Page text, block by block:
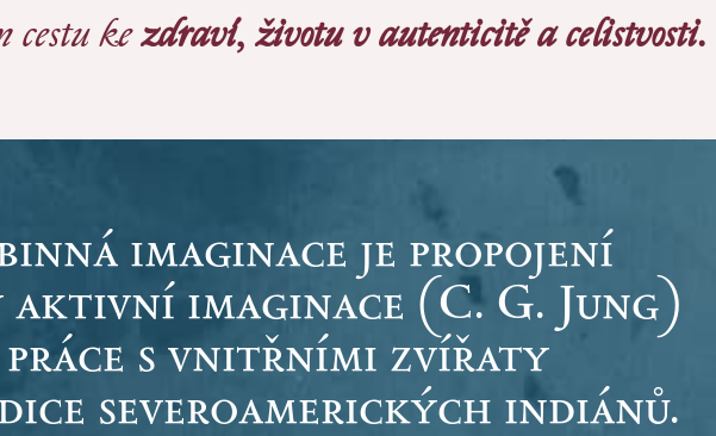
cestu kezdraví, životu v autenticitě a celistvosti.
imaginace je propojení
aktivní imaginace (C. G. Jung)
práce s vnitřními zvířaty
severoamerických indiánů.